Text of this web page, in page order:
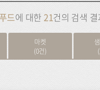
드에 대한21건의 검색
마켓
(0건)